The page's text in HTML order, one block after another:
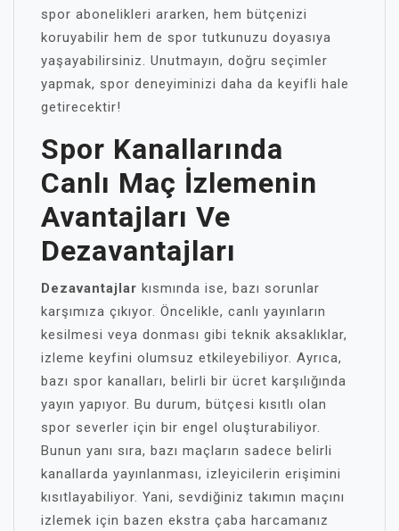
spor abonelikleri ararken, hem bütçenizi
koruyabilir hem de spor tutkunuzu doyasıya
yaşayabilirsiniz. Unutmayın, doğru seçimler
yapmak, spor deneyiminizi daha da keyifli hale
getirecektir!
Spor Kanallarında
Canlı Maç İzlemenin
Avantajları Ve
Dezavantajları
Dezavantajlar kısmında ise, bazı sorunlar
karşımıza çıkıyor. Öncelikle, canlı yayınların
kesilmesi veya donması gibi teknik aksaklıklar,
izleme keyfini olumsuz etkileyebiliyor. Ayrıca,
bazı spor kanalları, belirli bir ücret karşılığında
yayın yapıyor. Bu durum, bütçesi kısıtlı olan
spor severler için bir engel oluşturabiliyor.
Bunun yanı sıra, bazı maçların sadece belirli
kanallarda yayınlanması, izleyicilerin erişimini
kısıtlayabiliyor. Yani, sevdiğiniz takımın maçını
izlemek için bazen ekstra çaba harcamanız